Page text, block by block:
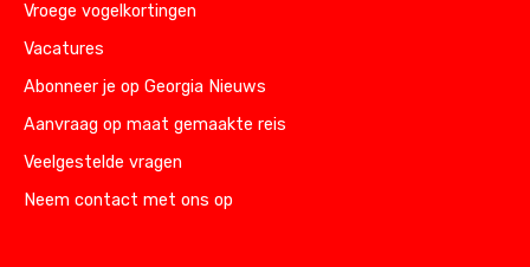
Vroege vogelkortingen
Vacatures
Abonneer je op Georgia Nieuws
Aanvraag op maat gemaakte reis
Veelgestelde vragen
Neem contact met ons op